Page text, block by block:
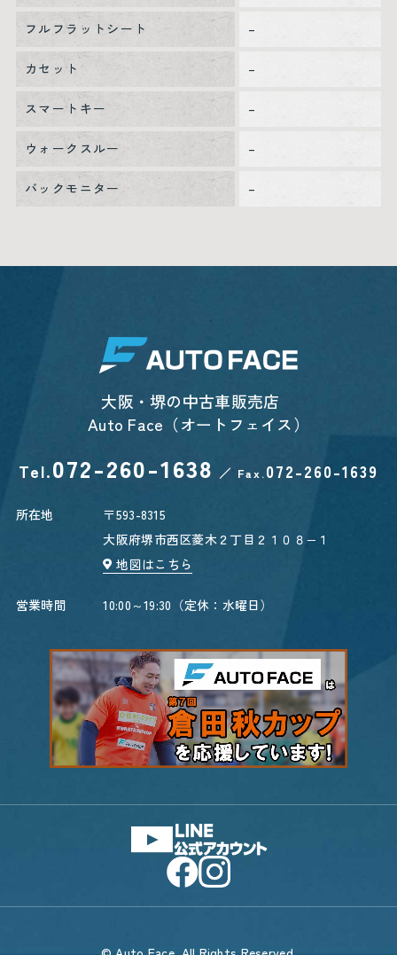
フルフラットシート –
カセット –
スマートキー –
ウォークスルー –
バックモニター –
大阪・堺の中古車販売店
Auto Face（オートフェイス）
Tel.072-260-1638 ／ Fax.072-260-1639
所在地
〒593-8315
大阪府堺市西区菱木２丁目２１０８−１
地図はこちら
営業時間 10:00～19:30（定休：水曜日）